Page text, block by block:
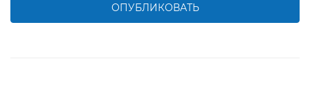
ОПУБЛИКОВАТЬ